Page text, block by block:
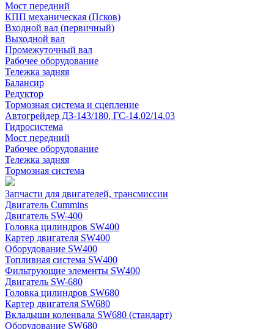
Мост передний
КПП механическая (Псков)
Входной вал (первичный)
Выходной вал
Промежуточный вал
Рабочее оборудование
Тележка задняя
Балансир
Редуктор
Тормозная система и сцепление
Автогрейдер ДЗ-143/180, ГС-14.02/14.03
Гидросистема
Мост передний
Рабочее оборудование
Тележка задняя
Тормозная система
Запчасти для двигателей, трансмиссии
Двигатель Cummins
Двигатель SW-400
Головка цилиндров SW400
Картер двигателя SW400
Оборудование SW400
Топливная система SW400
Фильтрующие элементы SW400
Двигатель SW-680
Головка цилиндров SW680
Картер двигателя SW680
Вкладыши коленвала SW680 (стандарт)
Оборудование SW680